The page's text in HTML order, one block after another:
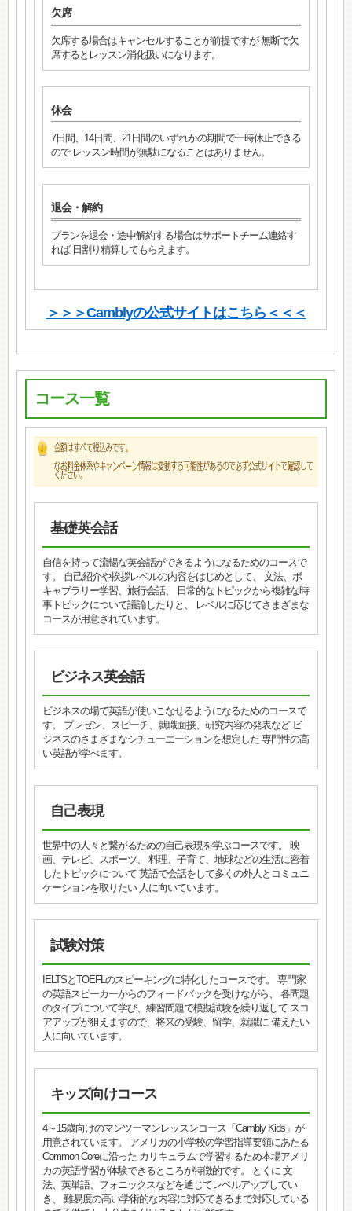
欠席
欠席する場合はキャンセルすることが前提ですが 無断で欠
席するとレッスン消化扱いになります。
休会
7日間、14日間、21日間のいずれかの期間で一時休止できる
ので レッスン時間が無駄になることはありません。
退会・解約
プランを退会・途中解約する場合はサポートチーム連絡す
れば 日割り精算してもらえます。
＞＞＞Camblyの公式サイトはこちら＜＜＜
コース一覧
基礎英会話
自信を持って流暢な英会話ができるようになるためのコースで
す。 自己紹介や挨拶レベルの内容をはじめとして、 文法、ボ
キャブラリー学習、旅行会話、 日常的なトピックから複雑な時
事トピックについて議論したりと、 レベルに応じてさまざまな
コースが用意されています。
ビジネス英会話
ビジネスの場で英語が使いこなせるようになるためのコースで
す。 プレゼン、スピーチ、就職面接、研究内容の発表など ビ
ジネスのさまざまなシチューエーションを想定した 専門性の高
い英語が学べます。
自己表現
世界中の人々と繋がるための自己表現を学ぶコースです。 映
画、テレビ、スポーツ、 料理、子育て、地球などの生活に密着
したトピックについて 英語で会話をして多くの外人とコミュニ
ケーションを取りたい 人に向いています。
試験対策
IELTSとTOEFLのスピーキングに特化したコースです。 専門家
の英語スピーカーからのフィードバックを受けながら、 各問題
のタイプについて学び、練習問題で模擬試験を繰り返して スコ
アアップが狙えますので、将来の受験、留学、就職に 備えたい
人に向いています。
キッズ向けコース
4～15歳向けのマンツーマンレッスンコース「Cambly Kids」が
用意されています。 アメリカの小学校の学習指導要領にあたる
Common Coreに沿った カリキュラムで学習するため本場アメリ
カの英語学習が体験できるところが特徴的です。 とくに 文
法、英単語、フォニックスなどを通じてレベルアップしてい
き、 難易度の高い学術的な内容に対応できるまで対応している